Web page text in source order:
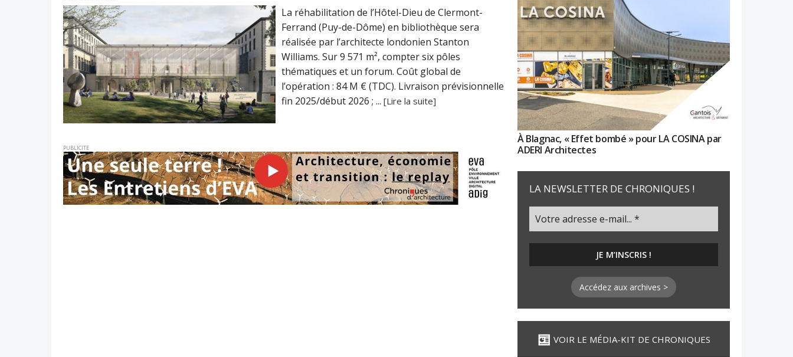
La réhabilitation de l’Hôtel-Dieu de Clermont-
Ferrand (Puy-de-Dôme) en bibliothèque sera
réalisée par l’architecte londonien Stanton
Williams. Sur 9 571 m², compter six pôles
thématiques et un forum. Coût global de
l’opération : 84 M € (TDC). Livraison prévisionnelle
fin 2025/début 2026 ; ... [Lire la suite]
PUBLICITE
À Blagnac, « Effet bombé » pour LA COSINA par
ADERI Architectes
LA NEWSLETTER DE CHRONIQUES !
Accédez aux archives >
VOIR LE MÉDIA-KIT DE CHRONIQUES